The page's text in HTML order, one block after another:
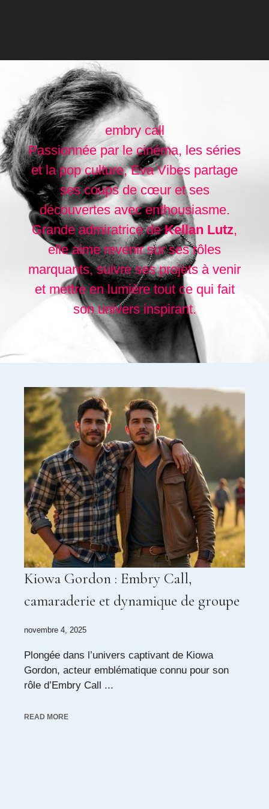
embry call
Passionnée par le cinéma, les séries
et la pop culture, Eva Vibes partage
ses coups de cœur et ses
découvertes avec enthousiasme.
Grande admiratrice deKellan Lutz,
elle aime revenir sur ses rôles
marquants, suivre ses projets à venir
et mettre en lumière tout ce qui fait
son univers inspirant.
Kiowa Gordon : Embry Call,
camaraderie et dynamique de groupe
novembre 4, 2025
Plongée dans l’univers captivant de Kiowa
Gordon, acteur emblématique connu pour son
rôle d’Embry Call ...
READ MORE